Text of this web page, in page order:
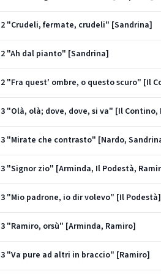
"Crudeli, fermate, crudeli" [Sandrina]
"Ah dal pianto" [Sandrina]
"Olà, olà; dove, dove, si va" [Il Contino,
"Mirate che contrasto" [Nardo,
"Signor zio" [Arminda, Il Podestà,
"Mio padrone, io dir volevo" [Il Podestà]
"Ramiro, orsù" [Arminda, Ramiro]
"Va pure ad altri in braccio" [Ramiro]